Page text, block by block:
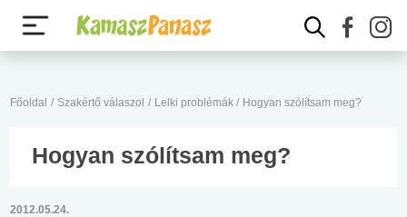
Főoldal / Szakértő válaszol / Lelki problémák / Hogyan szólítsam meg?
Hogyan szólítsam meg?
2012.05.24.